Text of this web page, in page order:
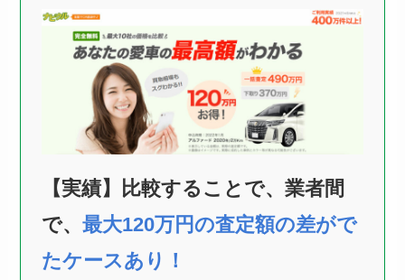
【実績】比較することで、業者間
で、 最大120万円の査定額の差がで
たケースあり！